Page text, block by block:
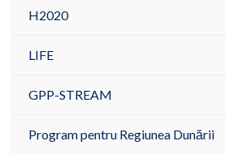
H2020
LIFE
GPP-STREAM
Program pentru Regiunea Dunării